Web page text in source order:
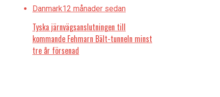
Danmark12 månader sedan
Tyska järnvägsanslutningen till
kommande Fehmarn Bält-tunneln minst
tre år försenad